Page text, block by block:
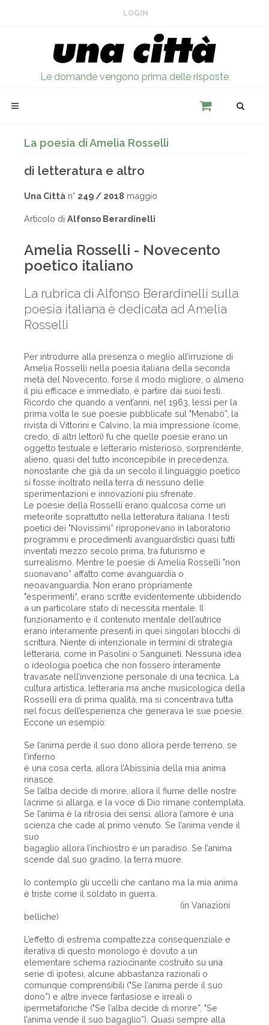
LOGIN
Le domande vengono prima delle risposte
La poesia di Amelia Rosselli
di letteratura e altro
Una Città n° 249 / 2018 maggio
Articolo di Alfonso Berardinelli
Amelia Rosselli - Novecento
poetico italiano
La rubrica di Alfonso Berardinelli sulla
poesia italiana è dedicata ad Amelia
Rosselli
Per introdurre alla presenza o meglio all’irruzione di
Amelia Rosselli nella poesia italiana della seconda
metà del Novecento, forse il modo migliore, o almeno
il più efficace e immediato, è partire dai suoi testi.
Ricordo che quando a vent’anni, nel 1963, lessi per la
prima volta le sue poesie pubblicate sul "Menabò”, la
rivista di Vittorini e Calvino, la mia impressione (come,
credo, di altri lettori) fu che quelle poesie erano un
oggetto testuale e letterario misterioso, sorprendente,
alieno, quasi del tutto inconcepibile in precedenza,
nonostante che già da un secolo il linguaggio poetico
si fosse inoltrato nella terra di nessuno delle
sperimentazioni e innovazioni più sfrenate.
Le poesie della Rosselli erano qualcosa come un
meteorite soprattutto nella letteratura italiana. I testi
poetici dei "Novissimi” riproponevano in laboratorio
programmi e procedimenti avanguardistici quasi tutti
inventati mezzo secolo prima, tra futurismo e
surrealismo. Mentre le poesie di Amelia Rosselli "non
suonavano” affatto come avanguardia o
neoavanguardia. Non erano propriamente
"esperimenti”, erano scritte evidentemente ubbidendo
a un particolare stato di necessità mentale. Il
funzionamento e il contenuto mentale dell’autrice
erano interamente presenti in quei singolari blocchi di
scrittura. Niente di intenzionale in termini di strategia
letteraria, come in Pasolini o Sanguineti. Nessuna idea
o ideologia poetica che non fossero interamente
travasate nell’invenzione personale di una tecnica. La
cultura artistica, letteraria ma anche musicologica della
Rosselli era di prima qualità, ma si concentrava tutta
nel focus dell’esperienza che generava le sue poesie.
Eccone un esempio:
Se l’anima perde il suo dono allora perde terreno, se
l’inferno
è una cosa certa, allora l’Abissinia della mia anima
rinasce.
Se l’alba decide di morire, allora il fiume delle nostre
lacrime si allarga, e la voce di Dio rimane contemplata.
Se l’anima è la ritrosia dei sensi, allora l’amore è una
scienza che cade al primo venuto. Se l’anima vende il
suo
bagaglio allora l’inchiostro è un paradiso. Se l’anima
scende dal suo gradino, la terra muore.
Io contemplo gli uccelli che cantano ma la mia anima
è triste come il soldato in guerra.
(in Variazioni
belliche)
L’effetto di estrema compattezza consequenziale e
iterativa di questo monologo è dovuto a un
elementare schema raziocinante costruito su una
serie di ipotesi, alcune abbastanza razionali o
comunque comprensibili ("Se l’anima perde il suo
dono”) e altre invece fantasiose e irreali o
ipermetaforiche ("Se l’alba decide di morire”, "Se
l’anima vende il suo bagaglio”). Quasi sempre alla